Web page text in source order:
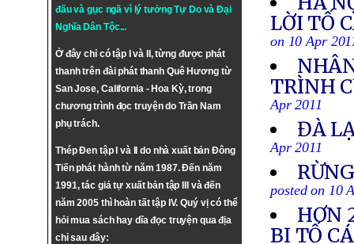
đấu và gục ngã vì lý tưởngTự DovàĐại
Nghĩa Dân Tộc...
Ở đây chỉ có tập I và II, từng được phát
thanh trên đài phát thanh Quê Hương từ
San Jose, California - Hoa Kỳ, trong
chương trình đọc truyện do Trần Nam
phụ trách.
Thép Đen tập I và II do nhà xuất bản Đông
Tiến phát hành từ năm 1987. Đến năm
1991, tác giả tự xuất bản tập III và đến
năm 2005 thì hoàn tất tập IV. Quý vị có thể
hỏi mua sách hay dĩa đọc truyện qua địa
chỉ sau đây:
LỜI TỐ
on 10 Apr
TRÌNH
Apr 2011
ĐÀ
Apr 2011
posted on 10
HƠN
BỊ TỐ